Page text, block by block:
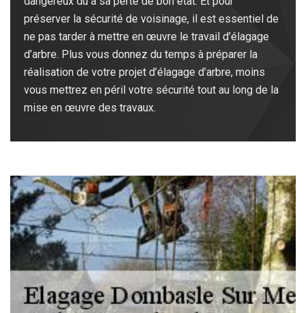
préserver la sécurité de voisinage, il est essentiel de
ne pas tarder à mettre en œuvre le travail d’élagage
d’arbre. Plus vous donnez du temps à préparer la
réalisation de votre projet d’élagage d’arbre, moins
vous mettrez en péril votre sécurité tout au long de la
mise en œuvre des travaux.